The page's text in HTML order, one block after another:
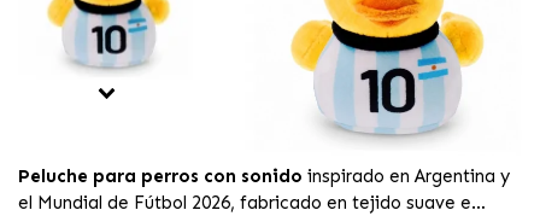
Peluche para perros con sonido inspirado en Argentina y
el Mundial de Fútbol 2026, fabricado en tejido suave e